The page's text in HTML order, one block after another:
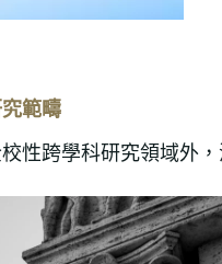
範疇
校性跨學科研究領域外